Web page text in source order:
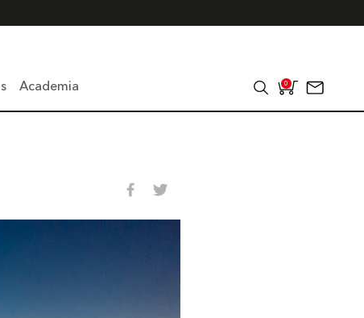
Academia 0